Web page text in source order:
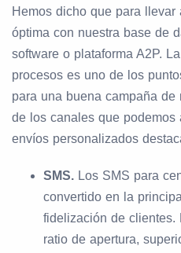
Hemos dicho que para
óptima con nuestra base de
software o plataforma A2P.
procesos es uno de los
para una buena campaña de
de los canales que podemos
envíos personalizados
SMS. Los SMS para
convertido en la
fidelización de
ratio de apertura,